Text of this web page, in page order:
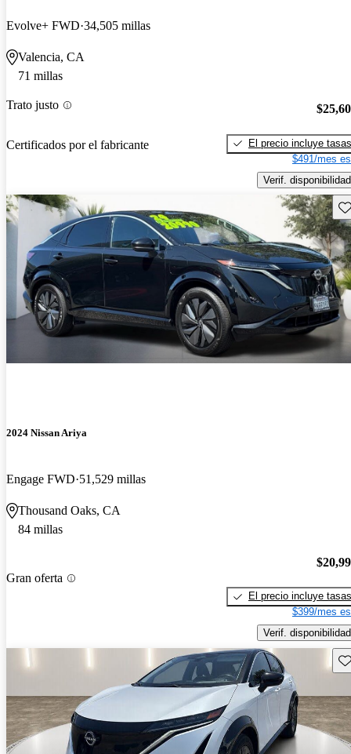
Evolve+ FWD 34,505 millas
Valencia, CA
71 millas
Trato justo
Certificados por el fabricante
El precio incluye tasas
$491/mes
Verif. disponibilidad
2024 Nissan Ariya
Engage FWD 51,529 millas
Thousand Oaks, CA
84 millas
Gran oferta
El precio incluye tasas
$399/mes
Verif. disponibilidad